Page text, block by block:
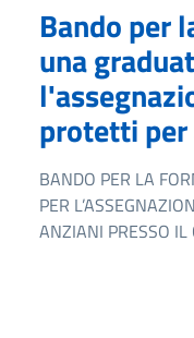
Bando per
una
protetti per
BANDO PER LA
PER
ANZIANI PRESSO IL